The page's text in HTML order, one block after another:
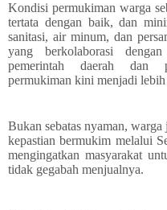
Kondisi permukiman warga
tertata dengan baik, dan
sanitasi, air minum, dan
yang berkolaborasi
pemerintah daerah dan
permukiman kini menjadi lebih
Bukan sebatas nyaman,
kepastian bermukim melalui
mengingatkan masyarakat
tidak gegabah menjualnya.